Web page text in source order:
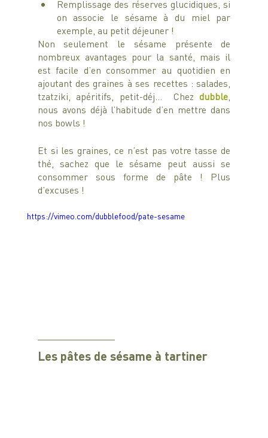
Remplissage des réserves glucidiques, si
on associe le sésame à du miel par
exemple, au petit déjeuner !
Non seulement le sésame présente de
nombreux avantages pour la santé, mais il
est facile d’en consommer au quotidien en
ajoutant des graines à ses recettes : salades,
tzatziki, apéritifs, petit-déj…  Chez dubble,
nous avons déjà l’habitude d’en mettre dans
nos bowls !
Et si les graines, ce n’est pas votre tasse de
thé, sachez que le sésame peut aussi se
consommer sous forme de pâte ! Plus
d’excuses !
https://vimeo.com/dubblefood/pate-sesame
Les pâtes de sésame à tartiner